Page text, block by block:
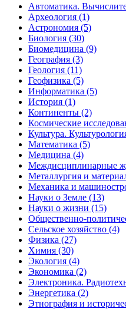
Автоматика.
Археология (1)
Астрономия (5)
Биология (30)
Биомедицина (9)
География (3)
Геология (11)
Геофизика (5)
Информатика (5)
История (1)
Континенты (2)
Космические
Культура.
Математика (5)
Медицина (4)
Междисциплинарные
Металлургия и
Механика и
Науки о Земле (13)
Науки о жизни (15)
Общественно-
Сельское хозяйство (4)
Физика (27)
Химия (30)
Экология (4)
Экономика (2)
Электроника.
Энергетика (2)
Этнография и